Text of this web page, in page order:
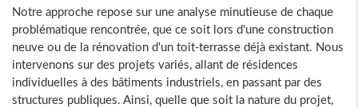
Notre approche repose sur une analyse minutieuse de chaque
problématique rencontrée, que ce soit lors d'une construction
neuve ou de la rénovation d'un toit-terrasse déjà existant. Nous
intervenons sur des projets variés, allant de résidences
individuelles à des bâtiments industriels, en passant par des
structures publiques. Ainsi, quelle que soit la nature du projet,